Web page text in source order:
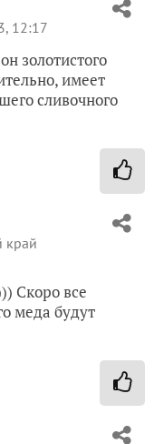
12:17
золотистого
имеет
сливочного
край
Скоро все
меда будут